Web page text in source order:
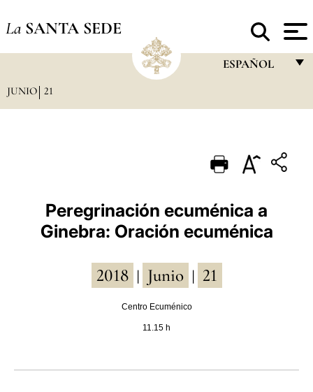
La SANTA SEDE
ESPAÑOL
PORTUGUÊS
ESPAÑOL
DEUTSCH
JUNIO 21
Peregrinación ecuménica a
Ginebra: Oración ecuménica
2018 Junio 21
Centro Ecuménico
11.15 h